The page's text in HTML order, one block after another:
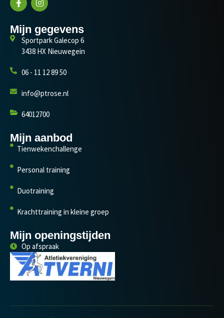
Mijn gegevens
Sportpark Galecop 6
3438 HX Nieuwegein
06 - 11 12 89 50
info@ptrose.nl
64012700
Mijn aanbod
Tienwekenchallenge
Personal training
Duotraining
Krachttraining in kleine groep
Mijn openingstijden
Op afspraak